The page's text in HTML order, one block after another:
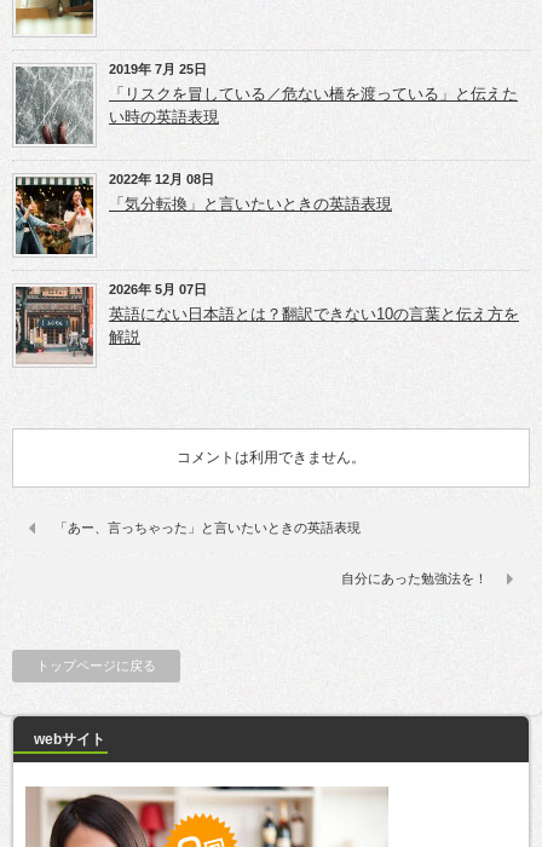
2019年 7月 25日
「リスクを冒している／危ない橋を渡っている」と伝えた
い時の英語表現
2022年 12月 08日
「気分転換」と言いたいときの英語表現
2026年 5月 07日
英語にない日本語とは？翻訳できない10の言葉と伝え方を
解説
コメントは利用できません。
「あー、言っちゃった」と言いたいときの英語表現
自分にあった勉強法を！
トップページに戻る
webサイト